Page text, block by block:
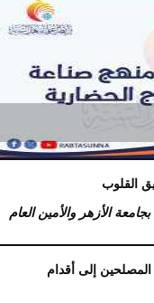
القلوب
الأزهر والأمين العام
إلى أقدام